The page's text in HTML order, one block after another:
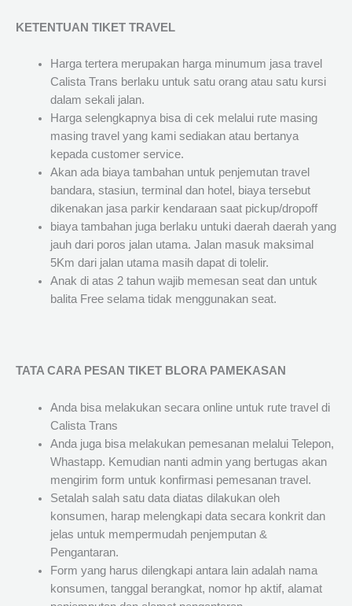
KETENTUAN TIKET TRAVEL
Harga tertera merupakan harga minumum jasa travel
Calista Trans berlaku untuk satu orang atau satu kursi
dalam sekali jalan.
Harga selengkapnya bisa di cek melalui rute masing
masing travel yang kami sediakan atau bertanya
kepada customer service.
Akan ada biaya tambahan untuk penjemutan travel
bandara, stasiun, terminal dan hotel, biaya tersebut
dikenakan jasa parkir kendaraan saat pickup/dropoff
biaya tambahan juga berlaku untuki daerah daerah yang
jauh dari poros jalan utama. Jalan masuk maksimal
5Km dari jalan utama masih dapat di tolelir.
Anak di atas 2 tahun wajib memesan seat dan untuk
balita Free selama tidak menggunakan seat.
TATA CARA PESAN TIKET BLORA PAMEKASAN
Anda bisa melakukan secara online untuk rute travel di
Calista Trans
Anda juga bisa melakukan pemesanan melalui Telepon,
Whastapp. Kemudian nanti admin yang bertugas akan
mengirim form untuk konfirmasi pemesanan travel.
Setalah salah satu data diatas dilakukan oleh
konsumen, harap melengkapi data secara konkrit dan
jelas untuk mempermudah penjemputan &
Pengantaran.
Form yang harus dilengkapi antara lain adalah nama
konsumen, tanggal berangkat, nomor hp aktif, alamat